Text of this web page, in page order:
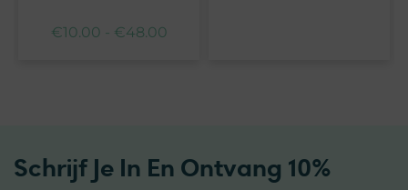
€10.00 - €48.00
Schrijf Je In En Ontvang 10%